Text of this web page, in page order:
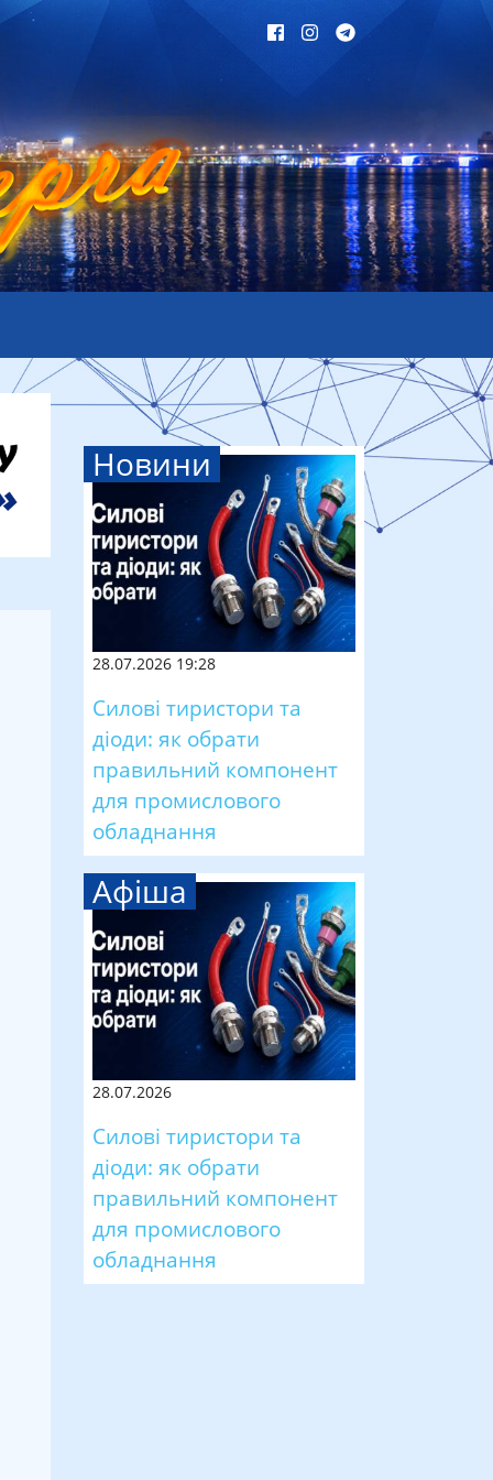
Новини
28.07.2026 19:28
Силові тиристори та
діоди: як обрати
правильний компонент
для промислового
обладнання
Афіша
28.07.2026
Силові тиристори та
діоди: як обрати
правильний компонент
для промислового
обладнання